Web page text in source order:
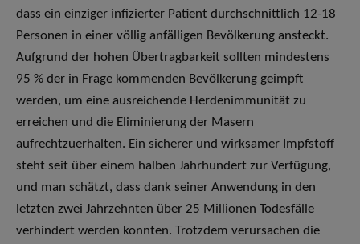
dass ein einziger infizierter Patient durchschnittlich 12-18
Personen in einer völlig anfälligen Bevölkerung ansteckt.
Aufgrund der hohen Übertragbarkeit sollten mindestens
95 % der in Frage kommenden Bevölkerung geimpft
werden, um eine ausreichende Herdenimmunität zu
erreichen und die Eliminierung der Masern
aufrechtzuerhalten. Ein sicherer und wirksamer Impfstoff
steht seit über einem halben Jahrhundert zur Verfügung,
und man schätzt, dass dank seiner Anwendung in den
letzten zwei Jahrzehnten über 25 Millionen Todesfälle
verhindert werden konnten. Trotzdem verursachen die